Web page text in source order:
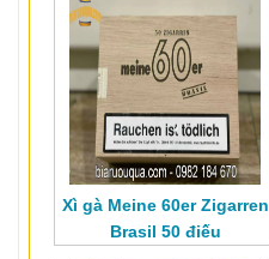
Xì gà Meine 60er Zigarren
Brasil 50 điếu